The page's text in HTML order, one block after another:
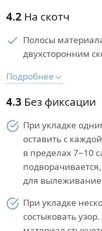
4.2 На скотч
Полосы
двухсторонним
Подробнее
4.3 Без фиксации
При укладке
оставить с
в пределах 7−10
для вылеживание
При укладке
состыковать